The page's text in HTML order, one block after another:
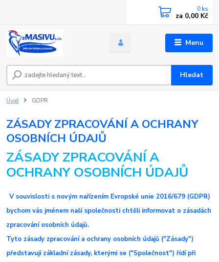
Menu
Hledat
0 ks
za 0,00 Kč
Úvod GDPR
ZÁSADY ZPRACOVÁNÍ A OCHRANY
OSOBNÍCH ÚDAJŮ
ZÁSADY ZPRACOVÁNÍ A
OCHRANY OSOBNÍCH ÚDAJŮ
V souvislosti s novým nařízením Evropské unie 2016/679 (GDPR)
bychom vás jménem naší společnosti chtěli informovat o zásadách
zpracování osobních údajů.
Tyto zásady zpracování a ochrany osobních údajů ("Zásady")
představují základní zásady, kterými se ("Společnost") řídí při